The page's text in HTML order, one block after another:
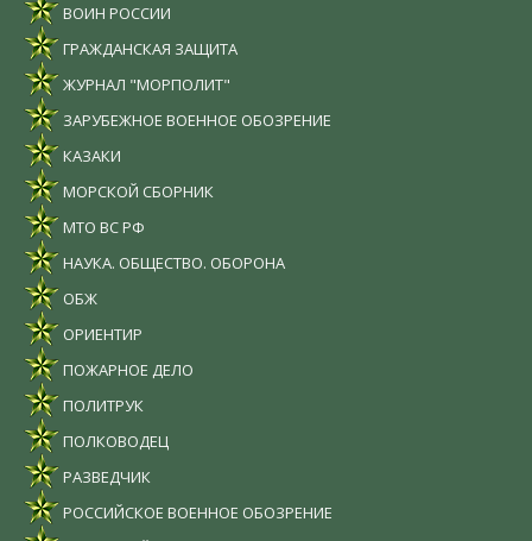
ВОИН РОССИИ
ГРАЖДАНСКАЯ ЗАЩИТА
ЖУРНАЛ "МОРПОЛИТ"
ЗАРУБЕЖНОЕ ВОЕННОЕ ОБОЗРЕНИЕ
КАЗАКИ
МОРСКОЙ СБОРНИК
МТО ВС РФ
НАУКА. ОБЩЕСТВО. ОБОРОНА
ОБЖ
ОРИЕНТИР
ПОЖАРНОЕ ДЕЛО
ПОЛИТРУК
ПОЛКОВОДЕЦ
РАЗВЕДЧИК
РОССИЙСКОЕ ВОЕННОЕ ОБОЗРЕНИЕ